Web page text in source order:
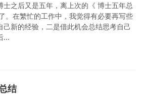
士之后又是五年，离上次的《 博士五年总
。在繁忙的工作中，我觉得有必要再写些
己新的经验，二是借此机会总结思考自己
...
结